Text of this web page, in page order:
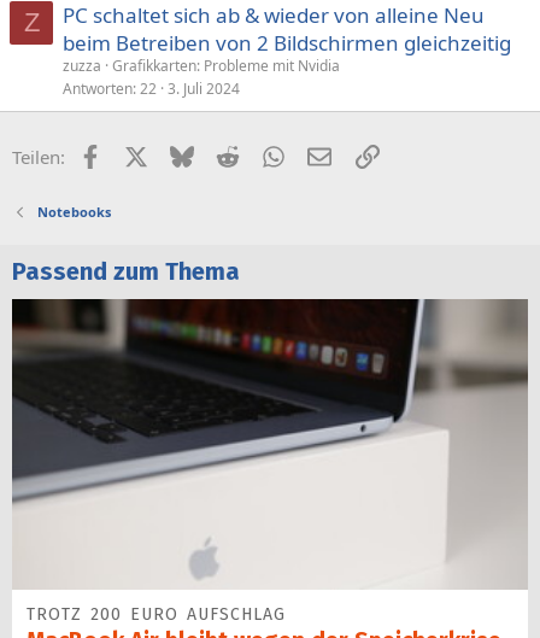
Z
PC schaltet sich ab & wieder von alleine Neu
beim Betreiben von 2 Bildschirmen gleichzeitig
zuzza Grafikkarten: Probleme mit Nvidia
Antworten 22 3. Juli 2024
Teilen: FacebookX (Twitter)
BlueskyRedditWhatsApp
E-MailLink
Notebooks
Passend zum Thema
TROTZ 200 EURO AUFSCHLAG